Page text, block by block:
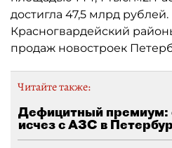
достигла 47,5 млрд
Красногвардейский
продаж новостроек
Читайте также:
Дефицитный премиум:
исчез с АЗС в